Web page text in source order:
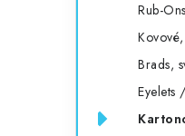
Rub-
Brads,
Eyelets